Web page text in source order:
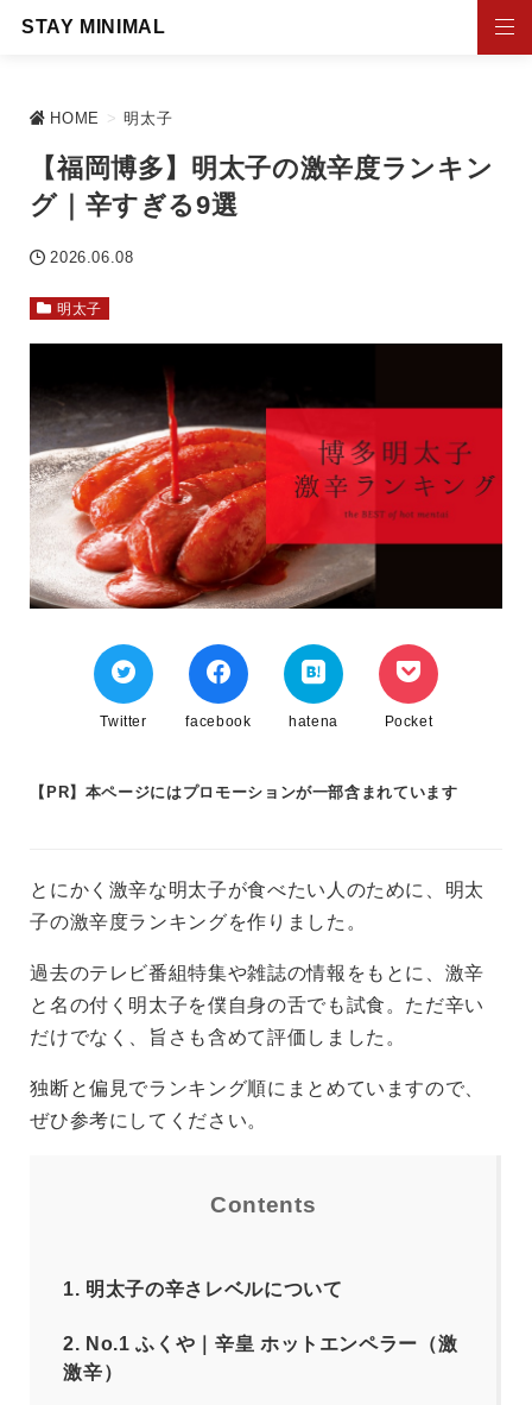
STAY MINIMAL
HOME > 明太子
【福岡博多】明太子の激辛度ランキン
グ｜辛すぎる9選
2026.06.08
明太子
Twitter facebook hatena Pocket
【PR】本ページにはプロモーションが一部含まれています
とにかく激辛な明太子が食べたい人のために、明太
子の激辛度ランキングを作りました。
過去のテレビ番組特集や雑誌の情報をもとに、激辛
と名の付く明太子を僕自身の舌でも試食。ただ辛い
だけでなく、旨さも含めて評価しました。
独断と偏見でランキング順にまとめていますので、
ぜひ参考にしてください。
Contents
1. 明太子の辛さレベルについて
2. No.1 ふくや｜辛皇 ホットエンペラー（激
激辛）